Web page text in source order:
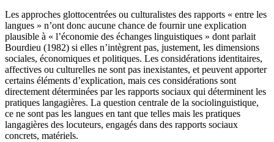
Les approches glottocentrées ou culturalistes des rapports « entre les
langues » n’ont donc aucune chance de fournir une explication
plausible à « l’économie des échanges linguistiques » dont parlait
Bourdieu (1982) si elles n’intègrent pas, justement, les dimensions
sociales, économiques et politiques. Les considérations identitaires,
affectives ou culturelles ne sont pas inexistantes, et peuvent apporter
certains éléments d’explication, mais ces considérations sont
directement déterminées par les rapports sociaux qui déterminent les
pratiques langagières. La question centrale de la sociolinguistique,
ce ne sont pas les langues en tant que telles mais les pratiques
langagières des locuteurs, engagés dans des rapports sociaux
concrets, matériels.